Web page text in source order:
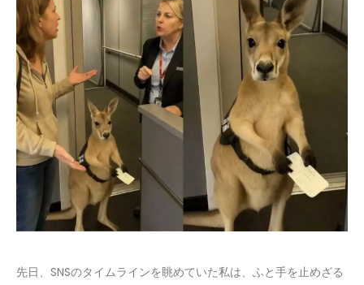
先日、SNSのタイムラインを眺めていた私は、ふと手を止めざる